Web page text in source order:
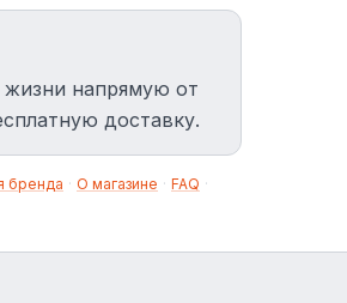
напрямую от
доставку.
бренда · О магазине · FAQ ·